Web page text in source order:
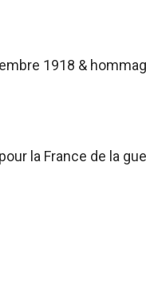
1918 &
la France de la